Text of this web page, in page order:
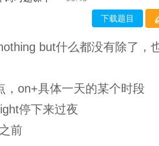
下载题目
but什么都没有除了，
，on+具体一天的某个时段
停下来过夜
前